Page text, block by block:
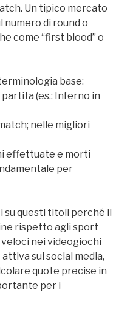
Un tipico mercato
numero di round o
come “first blood” o
base:
partita (es.: Inferno in
nelle migliori
effettuate e morti
per
su questi titoli perché il
rispetto agli sport
nei videogiochi
sui social media,
quote precise in
per i